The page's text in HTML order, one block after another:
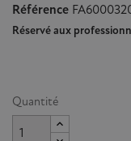
Référence
Réservé aux
Quantité